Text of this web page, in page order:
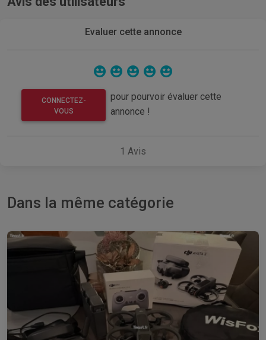
Evaluer cette annonce
CONNECTEZ-
VOUS
pour pourvoir évaluer cette
annonce !
1 Avis
Dans la même catégorie